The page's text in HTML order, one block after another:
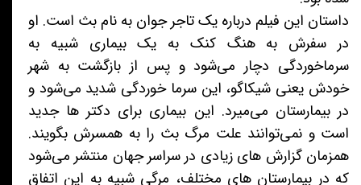
داستان این فیلم درباره یک تاجر جوان به نام بث است. او
در سفرش به هنگ کنک به یک بیماری شبیه به
سرماخوردگی دچار می‌شود و پس از بازگشت به شهر
خودش یعنی شیکاگو، این سرما خوردگی شدید می‌شود و
در بیمارستان می‌میرد. این بیماری برای دکتر ها جدید
است و نمی‌توانند علت مرگ بث را به همسرش بگویند.
همزمان گزارش های زیادی در سراسر جهان منتشر می‌شود
که در بیمارستان های مختلف، مرگی شبیه به این اتفاق